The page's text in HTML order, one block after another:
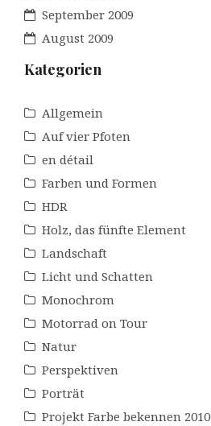
September 2009
August 2009
Kategorien
Allgemein
Auf vier Pfoten
en détail
Farben und Formen
HDR
Holz, das fünfte Element
Landschaft
Licht und Schatten
Monochrom
Motorrad on Tour
Natur
Perspektiven
Porträt
Projekt Farbe bekennen 2010